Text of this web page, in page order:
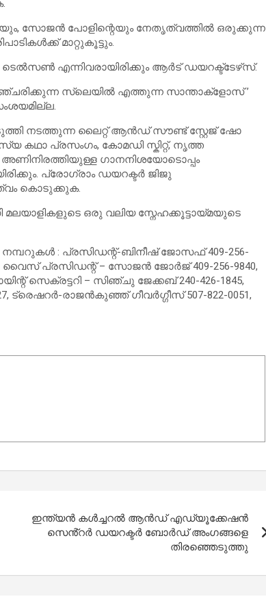
സോജൻ പോളിന്റെയും നേതൃത്വത്തിൽ ഒരുക്കുന്ന
മാറ്റുകൂട്ടും.
എന്നിവരായിരിക്കും ആർട് ഡയറക്ട്ടേഴ്‌സ്.
സഞ്ചരിക്കുന്ന സ്ലെയിൽ എത്തുന്ന സാന്താക്ളോസ് ’
നടത്തുന്ന ലൈറ്റ് ആൻഡ് സൗണ്ട് സ്റ്റേജ് ഷോ
കഥാ പ്രസംഗം, കോമഡി സ്കിറ്റ്, നൃത്ത
അണിനിരത്തിയുള്ള ഗാനനിശയോടൊപ്പം
പ്രോഗ്രാം ഡയറക്ടർ ജിജു
കൊടുക്കുക.
ഒരു വലിയ സ്നേഹക്കൂട്ടായ്മയുടെ
: പ്രസിഡന്റ്-ബിനീഷ് ജോസഫ് 409-256-
വൈസ് പ്രസിഡന്റ് – സോജൻ ജോർജ് 409-256-9840,
സെക്രട്ടറി – സിഞ്ചു ജേക്കബ് 240-426-1845,
ട്രെഷറർ-രാജൻകുഞ്ഞ് ഗീവർഗ്ഗീസ്‌ 507-822-0051,
ഇന്ത്യൻ കൾച്ചറൽ ആൻഡ് എഡ്യൂക്കേഷൻ
സെൻ്റർ ഡയറക്ടർ ബോർഡ് അംഗങ്ങളെ
തിരഞ്ഞെടുത്തു